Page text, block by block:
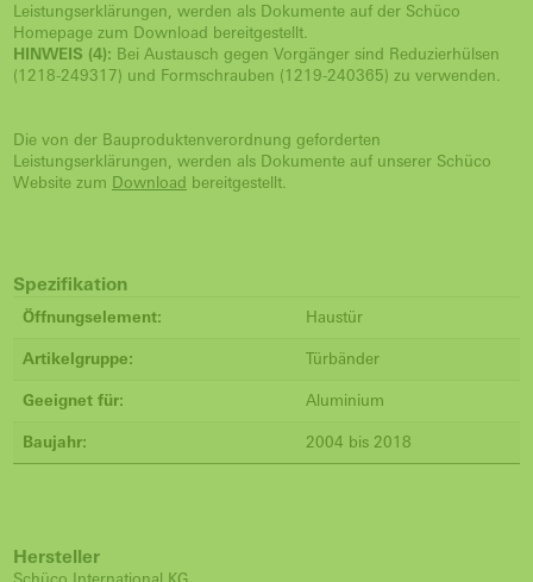
Leistungserklärungen, werden als Dokumente auf der Schüco
Homepage zum Download bereitgestellt.
HINWEIS (4): Bei Austausch gegen Vorgänger sind Reduzierhülsen
(1218-249317) und Formschrauben (1219-240365) zu verwenden.
Die von der Bauproduktenverordnung geforderten
Leistungserklärungen, werden als Dokumente auf unserer Schüco
Website zum Download bereitgestellt.
Spezifikation
Öffnungselement: Haustür
Artikelgruppe: Türbänder
Geeignet für: Aluminium
Baujahr: 2004 bis 2018
Hersteller